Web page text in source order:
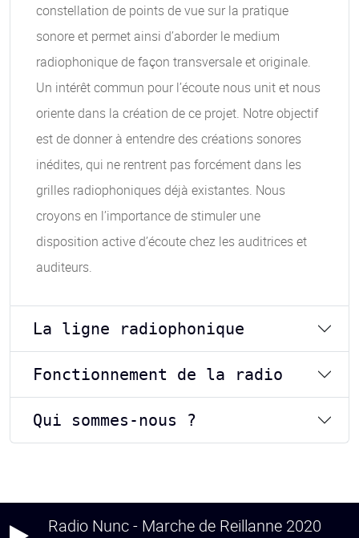
constellation de points de vue sur la pratique
sonore et permet ainsi d’aborder le medium
radiophonique de façon transversale et originale.
Un intérêt commun pour l’écoute nous unit et nous
oriente dans la création de ce projet. Notre objectif
est de donner à entendre des créations sonores
inédites, qui ne rentrent pas forcément dans les
grilles radiophoniques déjà existantes. Nous
croyons en l’importance de stimuler une
disposition active d’écoute chez les auditrices et
auditeurs.
La ligne radiophonique
Fonctionnement de la radio
Qui sommes-nous ?
Radio Nunc - Marche de Reillanne 2020